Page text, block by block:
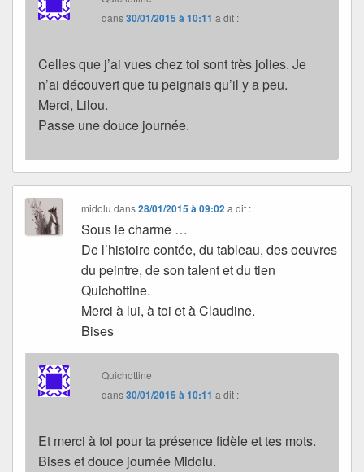
dans30/01/2015 à 10:11 a dit :
Celles que j’ai vues chez toi sont très jolies. Je
n’ai découvert que tu peignais qu’il y a peu.
Merci, Lilou.
Passe une douce journée.
midolu dans28/01/2015 à 09:02 a dit :
Sous le charme …
De l’histoire contée, du tableau, des oeuvres
du peintre, de son talent et du tien
Quichottine.
Merci à lui, à toi et à Claudine.
Bises
Quichottine
dans30/01/2015 à 10:11 a dit :
Et merci à toi pour ta présence fidèle et tes mots.
Bises et douce journée Midolu.